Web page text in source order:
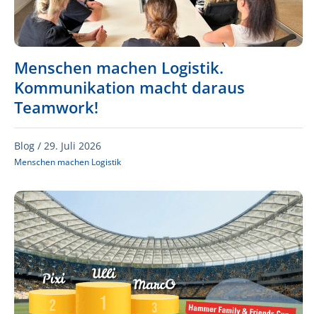
Menschen machen Logistik.
Kommunikation macht daraus
Teamwork!
Blog / 29. Juli 2026
Menschen machen Logistik